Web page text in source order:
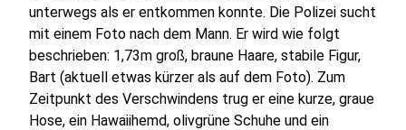
unterwegs als er entkommen konnte. Die Polizei sucht
mit einem Foto nach dem Mann. Er wird wie folgt
beschrieben: 1,73m groß, braune Haare, stabile Figur,
Bart (aktuell etwas kürzer als auf dem Foto). Zum
Zeitpunkt des Verschwindens trug er eine kurze, graue
Hose, ein Hawaiihemd, olivgrüne Schuhe und ein